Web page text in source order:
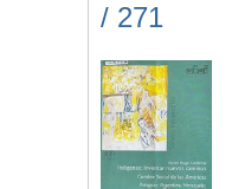
/ 271